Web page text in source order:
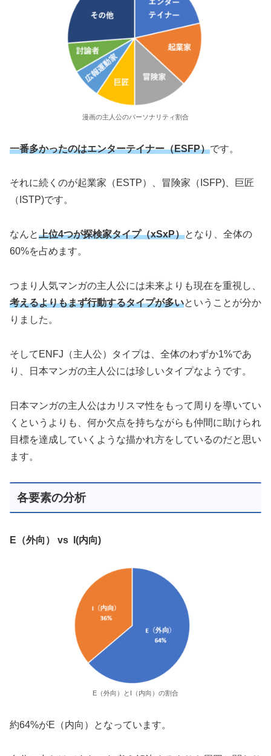
漫画の主人公のパーソナリティ割合
一番多かったのはエンターテイナー（ESFP）です。
それに続くのが起業家（ESTP）、冒険家（ISFP)、巨匠
（ISTP)です。
なんと上位4つが探検家タイプ（xSxP）となり、全体の
60%を占めます。
つまり人気マンガの主人公には未来よりも現在を重視し、
考えるよりもまず行動するタイプが多いということが分か
りました。
そしてENFJ（主人公）タイプは、全体のわずか1%であ
り、日本マンガの主人公には珍しいタイプなようです。
日本マンガの主人公はカリスマ性をもって周りを導いてい
くというよりも、何か欠点を持ちながらも仲間に助けられ
目標を達成していくような描かれ方をしているのだと思い
ます。
各要素の分析
E（外向） vs I(内向)
E（外向）とI（内向）の割合
約64%がE（内向）となっています。